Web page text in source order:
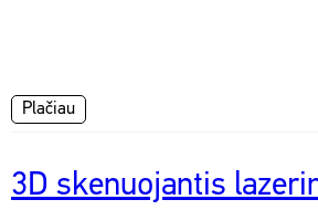
Plačiau
3D skenuojantis